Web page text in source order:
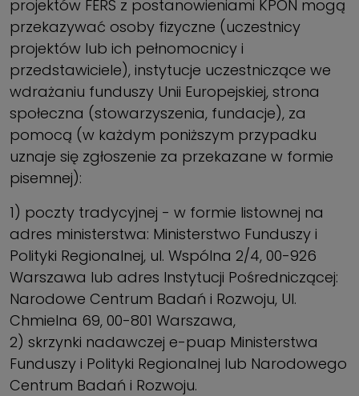
projektów FERS z postanowieniami KPON mogą
przekazywać osoby fizyczne (uczestnicy
projektów lub ich pełnomocnicy i
przedstawiciele), instytucje uczestniczące we
wdrażaniu funduszy Unii Europejskiej, strona
społeczna (stowarzyszenia, fundacje), za
pomocą (w każdym poniższym przypadku
uznaje się zgłoszenie za przekazane w formie
pisemnej):
1) poczty tradycyjnej - w formie listownej na
adres ministerstwa: Ministerstwo Funduszy i
Polityki Regionalnej, ul. Wspólna 2/4, 00-926
Warszawa lub adres Instytucji Pośredniczącej:
Narodowe Centrum Badań i Rozwoju, Ul.
Chmielna 69, 00-801 Warszawa,
2) skrzynki nadawczej e-puap Ministerstwa
Funduszy i Polityki Regionalnej lub Narodowego
Centrum Badań i Rozwoju.